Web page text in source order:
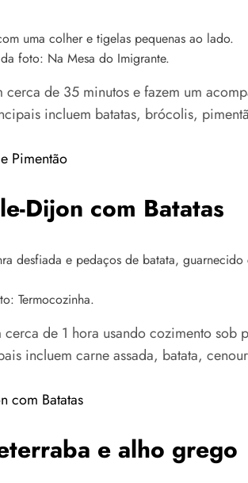
foto: Na Mesa do Imigrante.
de 35 minutos e fazem um
incluem batatas, brócolis,
Pimentão
Dijon com Batatas
Termocozinha.
de 1 hora usando cozimento sob
incluem carne assada, batata,
com Batatas
e alho grego